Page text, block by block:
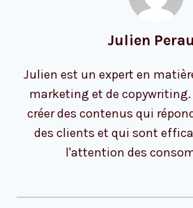
Julien
Julien est un expert en
marketing et de copywriting.
créer des contenus qui
des clients et qui sont
l'attention des